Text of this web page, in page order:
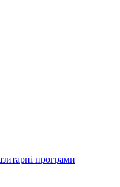
програми